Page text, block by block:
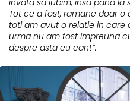
Tot ce a fost, ramane doar
toti am avut o relatie in care
urma nu am fost impreuna
despre asta eu cant”.